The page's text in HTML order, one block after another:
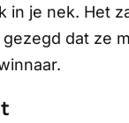
je nek. Het
dat ze